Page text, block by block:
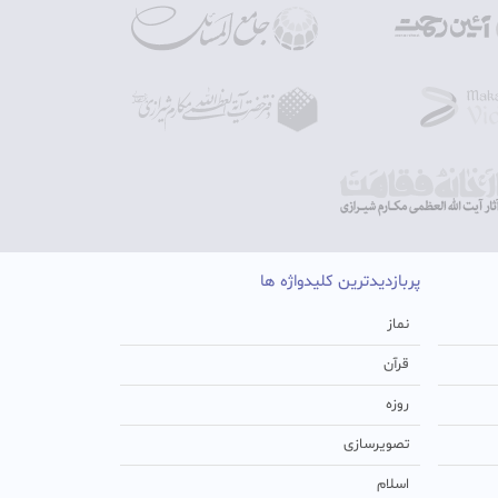
پربازدیدترین کلیدواژه ها
نماز
قرآن
روزه
تصویرسازی
اسلام